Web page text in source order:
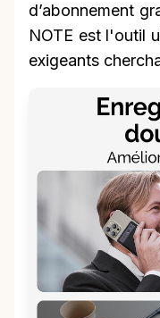
d’abonnement
NOTE est l'outil
exigeants